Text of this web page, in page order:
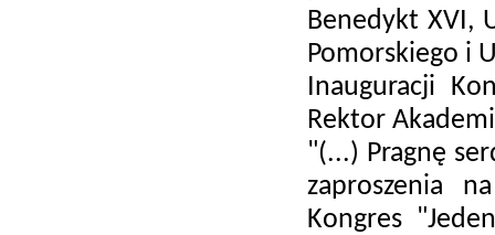
Benedykt XVI,
Pomorskiego i
Inauguracji
Rektor
"(...) Pragnę
zaproszenia
Kongres